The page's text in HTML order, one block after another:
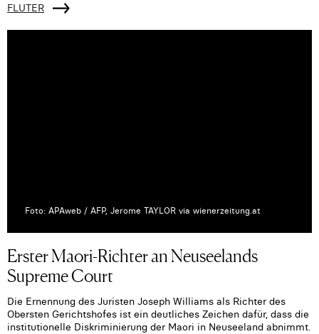
FLUTER
Foto: APAweb / AFP, Jerome TAYLOR via wienerzeitung.at
Erster Maori-Richter an Neuseelands
Supreme Court
Die Ernennung des Juristen Joseph Williams als Richter des
Obersten Gerichtshofes ist ein deutliches Zeichen dafür, dass die
institutionelle Diskriminierung der Maori in Neuseeland abnimmt.